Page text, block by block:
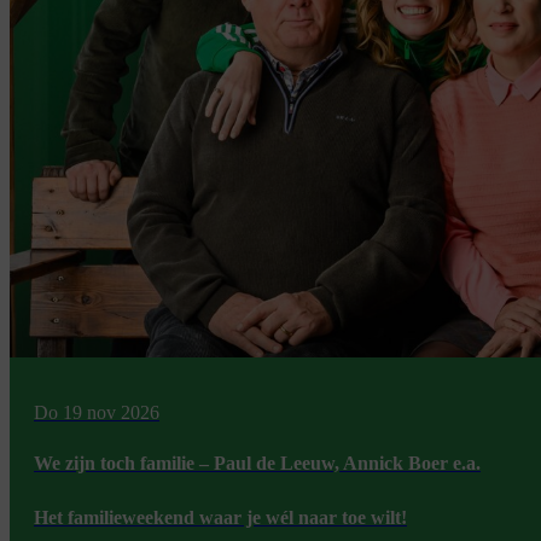
Do 19 nov 2026
We zijn toch familie – Paul de Leeuw, Annick Boer e.a.
Het familieweekend waar je wél naar toe wilt!